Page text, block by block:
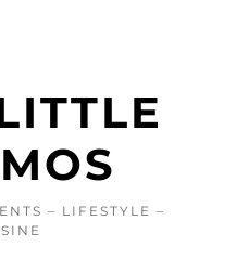
– LIFESTYLE –